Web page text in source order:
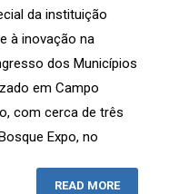
da instituição
à inovação na
dos Municípios
em Campo
com cerca de três
Expo, no
READ MORE